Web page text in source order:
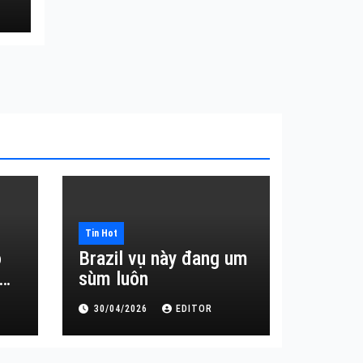
Tin Hot
Brazil vụ này đang um
sùm luôn
30/04/2026 EDITOR